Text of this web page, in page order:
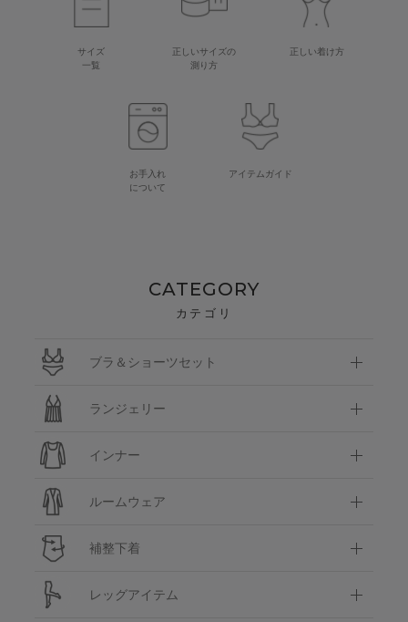
サイズ
一覧
正しいサイズの
測り方
正しい着け方
お手入れ
について
アイテムガイド
CATEGORY
カテゴリ
ブラ＆ショーツセット
ランジェリー
インナー
ルームウェア
補整下着
レッグアイテム